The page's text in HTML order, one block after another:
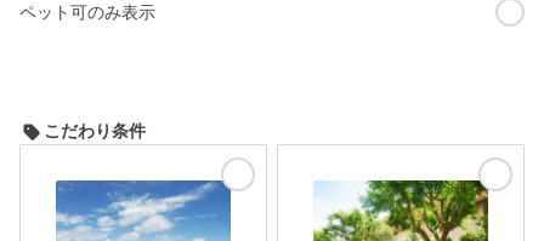
ペット可のみ表示
こだわり条件